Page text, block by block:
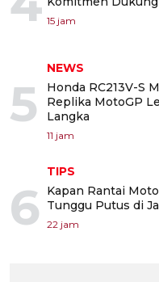
15 jam
5
NEWS
Honda RC213V-S
Replika MotoGP
Langka
11 jam
6
TIPS
Kapan Rantai
Tunggu Putus di
22 jam